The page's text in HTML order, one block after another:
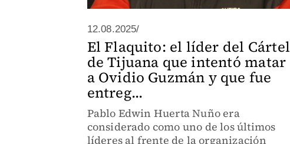
12.08.2025/
El Flaquito: el líder del Cártel
de Tijuana que intentó matar
a Ovidio Guzmán y que fue
entreg...
Pablo Edwin Huerta Nuño era
considerado como uno de los últimos
líderes al frente de la organización